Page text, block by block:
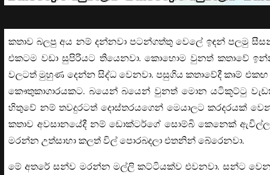
කතාව බලපු අය නම් දන්නවා පටන්ගත්තු වෙලේ ඉඳන් පලමු
එකටම වඩා සුපිරියට තියෙනවා. කොහොම වුනත් කතාවේ
වලටත් මුහුණ දෙන්න සිද්ධ වෙනවා. පසුගිය කතාවේදී කෘම්
කෞතුකාගාරයකට. බයෙන් බයෙන් වුනත් මොන යටිකූට්ටු
හිතුවේ නම් තවදුරටත් දොස්තරයගෙන් මෙයාලට කරදරයක්
කතාව අවසානයේදී නම් ඩොක්ටර්ගේ සොම්බි කෙනෙක්
මරන්න උත්සාහා කලත් විල් පොරබදලා එතනින් බේරෙනවා.
මේ අතරේ සන්ව මරන්න මල්ලි කට්ටියක්ව එවනවා. සන්ට වෙන